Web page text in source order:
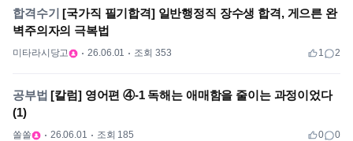
합격수기 [국가직 필기합격] 일반행정직 장수생 합격, 게으른 완
벽주의자의 극복법
미타라시당고 26.06.01 조회 353 1 2
공부법 [칼럼] 영어편 ④-1 독해는 애매함을 줄이는 과정이었다
(1)
쏠쏠 26.06.01 조회 185 0 0